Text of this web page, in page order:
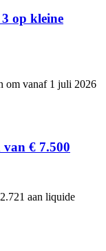
op kleine
om vanaf 1 juli 2026
€ 7.500
aan liquide